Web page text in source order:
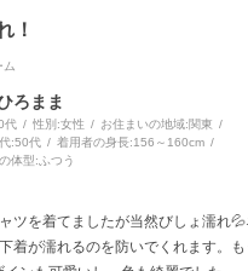
！
ム
ろまま
代 性別:女性 お住まいの地域:関東
:50代 着用者の身長:156～160cm
体型: ふつう
ツを着てましたが当然びしょ濡れ
着が濡れるのを防いでくれます。